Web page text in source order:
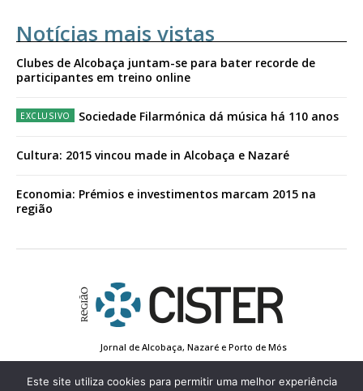
Notícias mais vistas
Clubes de Alcobaça juntam-se para bater recorde de
participantes em treino online
Sociedade Filarmónica dá música há 110 anos
Cultura: 2015 vincou made in Alcobaça e Nazaré
Economia: Prémios e investimentos marcam 2015 na
região
Jornal de Alcobaça, Nazaré e Porto de Mós
Estatuto Editorial
Contactos
Política de Privacidade
Conta de Registo
Edição Impressa
Este site utiliza cookies para permitir uma melhor experiência